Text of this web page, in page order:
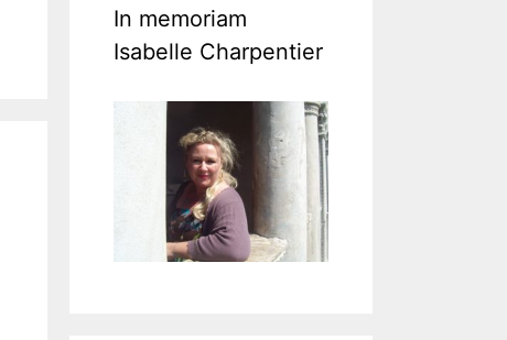
In memoriam
Isabelle Charpentier